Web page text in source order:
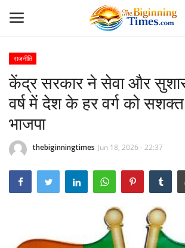
Home
Contact
राजनीति
केंद्र सरकार ने सेवा और
वर्ष में देश के हर वर्ग को सशक्त
भाजपा
thebiginningtimes Jun 18, 2026 - 22:37